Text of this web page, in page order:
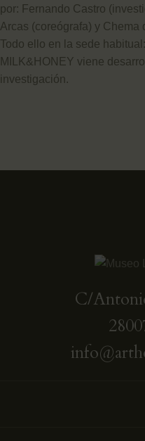
por: Fernando Castro
Arcas (coreógrafa) y Chema
Todo ello en la sede
MILK&HONEY viene
investigación.
C/